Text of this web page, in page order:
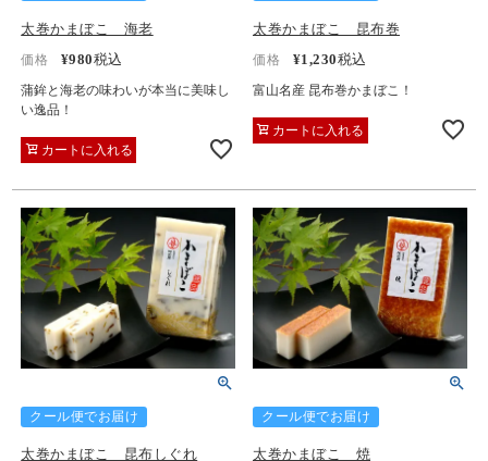
太巻かまぼこ 海老
価格 ¥980税込
蒲鉾と海老の味わいが本当に美味し
い逸品！
カートに入れる
太巻かまぼこ 昆布巻
価格 ¥1,230税込
富山名産 昆布巻かまぼこ！
カートに入れる
クール便でお届け
太巻かまぼこ 昆布しぐれ
クール便でお届け
太巻かまぼこ 焼